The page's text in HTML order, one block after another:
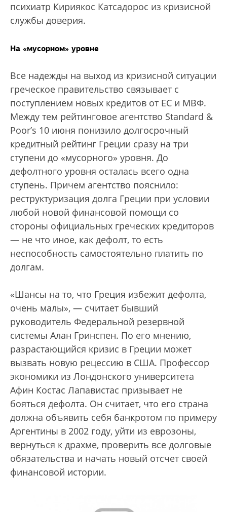
психиатр Кириякос Катсадорос из кризисной
службы доверия.
На «мусорном» уровне
Все надежды на выход из кризисной ситуации
греческое правительство связывает с
поступлением новых кредитов от ЕС и МВФ.
Между тем рейтинговое агентство Standard &
Poor’s 10 июня понизило долгосрочный
кредитный рейтинг Греции сразу на три
ступени до «мусорного» уровня. До
дефолтного уровня осталась всего одна
ступень. Причем агентство пояснило:
реструктуризация долга Греции при условии
любой новой финансовой помощи со
стороны официальных греческих кредиторов
— не что иное, как дефолт, то есть
неспособность самостоятельно платить по
долгам.
«Шансы на то, что Греция избежит дефолта,
очень малы», — считает бывший
руководитель Федеральной резервной
системы Алан Гринспен. По его мнению,
разрастающийся кризис в Греции может
вызвать новую рецессию в США. Профессор
экономики из Лондонского университета
Афин Костас Лапавистас призывает не
бояться дефолта. Он считает, что его страна
должна объявить себя банкротом по примеру
Аргентины в 2002 году, уйти из еврозоны,
вернуться к драхме, проверить все долговые
обязательства и начать новый отсчет своей
финансовой истории.